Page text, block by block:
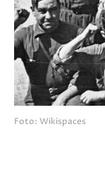
Foto: Wikispaces